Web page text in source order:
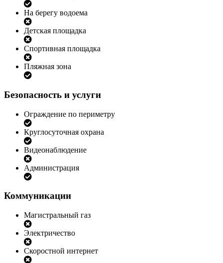
На берегу водоема
Детская площадка
Спортивная площадка
Пляжная зона
Безопасность и услуги
Ограждение по периметру
Круглосуточная охрана
Видеонаблюдение
Администрация
Коммуникации
Магистральный газ
Электричество
Скоростной интернет